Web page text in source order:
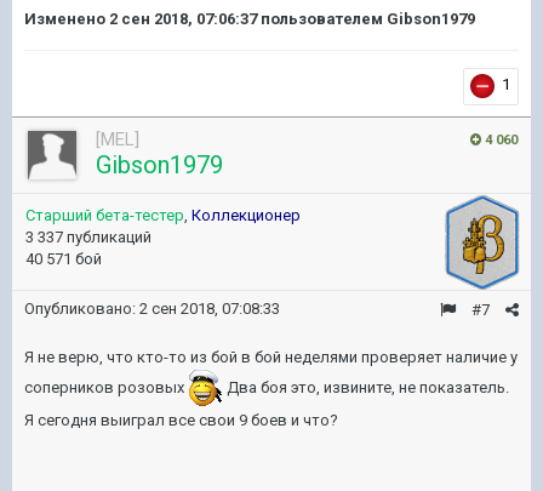
Изменено 2 сен 2018, 07:06:37пользователем Gibson1979
1
4 060
[MEL]
Gibson1979
Старший бета-тестер, Коллекционер
3 337 публикаций
40 571 бой
#7
Опубликовано: 2 сен 2018, 07:08:33
Я не верю, что кто-то из бой в бой неделями проверяет наличие у
соперников розовых
Два боя это, извините, не показатель.
Я сегодня выиграл все свои 9 боев и что?